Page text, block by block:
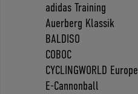
adidas Training
Auerberg Klassik
BALDISO
COBOC
CYCLINGWORLD Europe
E-Cannonball